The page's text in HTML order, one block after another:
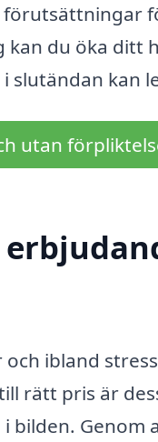
du öka ditt
slutändan kan
utan
ibland
rätt pris är
bilden.